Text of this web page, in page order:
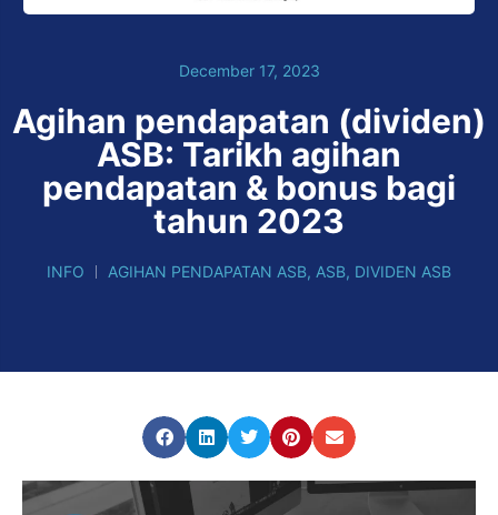
December 17, 2023
Agihan pendapatan (dividen)
ASB: Tarikh agihan
pendapatan & bonus bagi
tahun 2023
INFO AGIHAN PENDAPATAN ASB, ASB, DIVIDEN ASB